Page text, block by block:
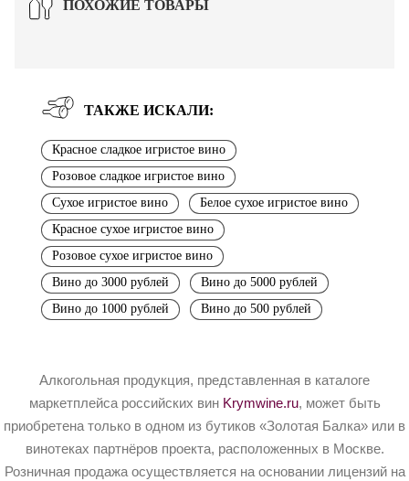
ПОХОЖИЕ ТОВАРЫ
ТАКЖЕ ИСКАЛИ:
Красное сладкое игристое вино
Розовое сладкое игристое вино
Сухое игристое вино
Белое сухое игристое вино
Красное сухое игристое вино
Розовое сухое игристое вино
Вино до 3000 рублей
Вино до 5000 рублей
Вино до 1000 рублей
Вино до 500 рублей
Алкогольная продукция, представленная в каталоге
маркетплейса российских вин Krymwine.ru, может быть
приобретена только в одном из бутиков «Золотая Балка» или в
винотеках партнёров проекта, расположенных в Москве.
Розничная продажа осуществляется на основании лицензий на